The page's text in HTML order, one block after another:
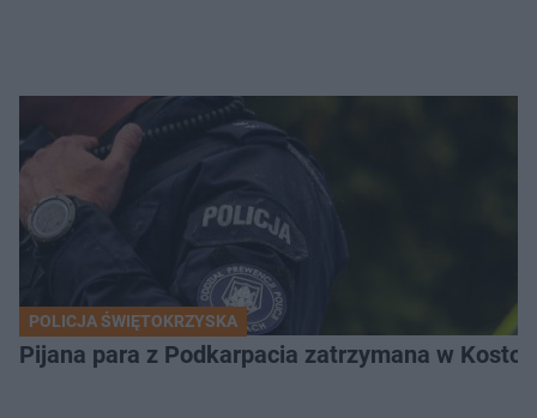
POLICJA ŚWIĘTOKRZYSKA
Pijana para z Podkarpacia zatrzymana w